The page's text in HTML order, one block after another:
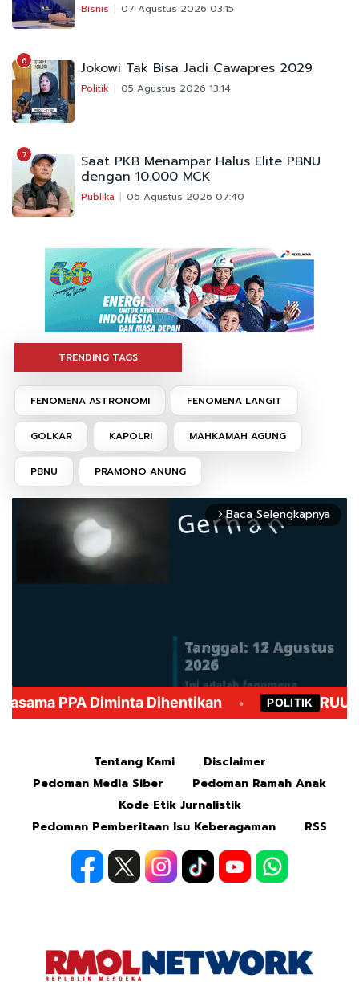
Bisnis 07 Agustus 2026 03:15
6 Jokowi Tak Bisa Jadi Cawapres 2029
Politik 05 Agustus 2026 13:14
7 Saat PKB Menampar Halus Elite PBNU
dengan 10.000 MCK
Publika 06 Agustus 2026 07:40
TRENDING TAGS
FENOMENA ASTRONOMI FENOMENA LANGIT
GOLKAR KAPOLRI MAHKAMAH AGUNG
PBNU PRAMONO ANUNG
arrow_forward_ios Baca Selengkapnya
Tentang Kami
Disclaimer
Pedoman Media Siber
Pedoman Ramah Anak
Kode Etik Jurnalistik
Pedoman Pemberitaan Isu Keberagaman
RSS